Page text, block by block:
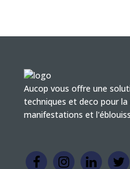
Aucop vous offre une
techniques et deco pour
manifestations et